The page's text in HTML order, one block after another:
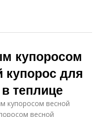
купоросом
для
теплице
купоросом весной
весной